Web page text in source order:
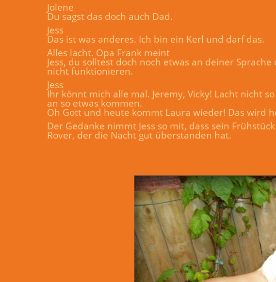
Jolene
Du sagst das doch auch Dad.
Jess
Das ist was anderes. Ich bin ein Kerl und darf das.
Alles lacht. Opa Frank meint
Jess, du solltest doch noch etwas an deiner
nicht funktionieren.
Jess
Ihr könnt mich alle mal. Jeremy, Vicky! Lacht nicht
an so etwas kommen.
Oh Gott und heute kommt Laura wieder! Das wird
Der Gedanke nimmt Jess so mit, dass sein
Rover, der die Nacht gut überstanden hat.